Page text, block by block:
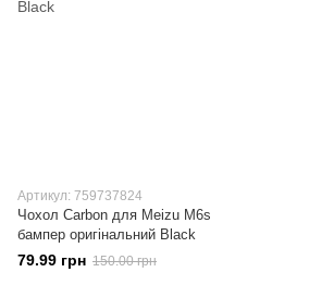
Артикул: 759737824
Чохол Carbon для Meizu M6s
бампер оригінальний Black
79.99 грн 150.00 грн